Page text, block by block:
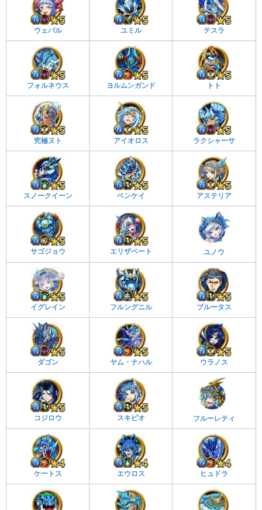
ウェパル ユミル テスラ
フォルネウス ヨルムンガンド トト
究極ヌト アイオロス ラクシャーサ
スノークイーン ベンケイ アステリア
サゴジョウ エリザベート ユノウ
イグレイン フルングニル ブルータス
ダゴン ヤム・ナハル ウラノス
コジロウ スキピオ フルーレティ
ケートス エウロス ヒュドラ